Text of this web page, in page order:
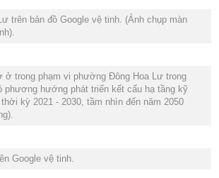
trên bản đồ Google vệ tinh. (Ảnh chụp màn
ở trong phạm vi phường Đông Hoa Lư trong
phương hướng phát triển kết cấu hạ tầng kỹ
kỳ 2021 - 2030, tầm nhìn đến năm 2050
Google vệ tinh.